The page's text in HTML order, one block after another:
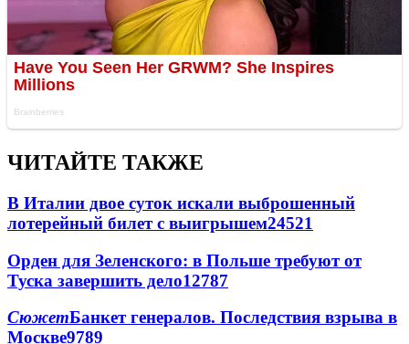
ЧИТАЙТЕ ТАКЖЕ
В Италии двое суток искали выброшенный
лотерейный билет с выигрышем24521
Орден для Зеленского: в Польше требуют от
Туска завершить дело12787
СюжетБанкет генералов. Последствия взрыва в
Москве9789